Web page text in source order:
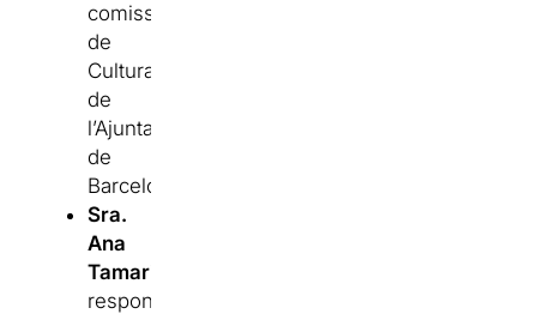
comissionat
de
Cultura
de
l’Ajuntament
de
Barcelona.
Sra.
Ana
Tamarit,
responsable